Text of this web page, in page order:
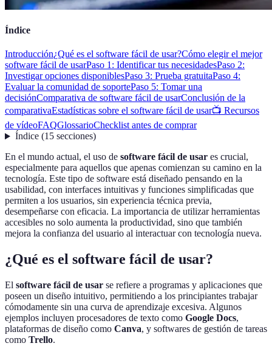
Índice
Introducción¿Qué es el software fácil de usar?Cómo elegir el mejor
software fácil de usarPaso 1: Identificar tus necesidadesPaso 2:
Investigar opciones disponiblesPaso 3: Prueba gratuitaPaso 4:
Evaluar la comunidad de soportePaso 5: Tomar una
decisiónComparativa de software fácil de usarConclusión de la
comparativaEstadísticas sobre el software fácil de usar📺 Recursos
de vídeoFAQGlossarioChecklist antes de comprar
Índice(15 secciones)
En el mundo actual, el uso de software fácil de usar es crucial,
especialmente para aquellos que apenas comienzan su camino en la
tecnología. Este tipo de software está diseñado pensando en la
usabilidad, con interfaces intuitivas y funciones simplificadas que
permiten a los usuarios, sin experiencia técnica previa,
desempeñarse con eficacia. La importancia de utilizar herramientas
accesibles no solo aumenta la productividad, sino que también
mejora la confianza del usuario al interactuar con tecnología nueva.
¿Qué es el software fácil de usar?
El software fácil de usar se refiere a programas y aplicaciones que
poseen un diseño intuitivo, permitiendo a los principiantes trabajar
cómodamente sin una curva de aprendizaje excesiva. Algunos
ejemplos incluyen procesadores de texto como Google Docs,
plataformas de diseño como Canva, y softwares de gestión de tareas
como Trello.